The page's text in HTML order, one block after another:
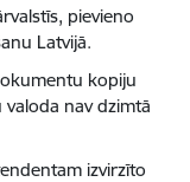
pievieno
Latvijā.
kopiju
nav dzimtā
izvirzīto